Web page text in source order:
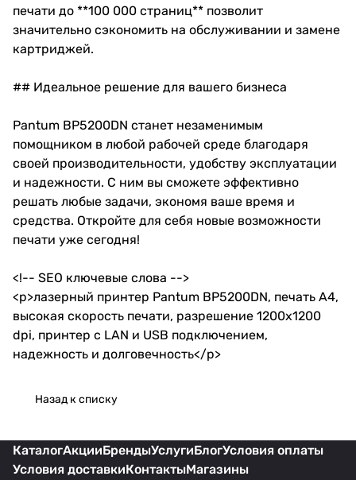
печати до **100 000 страниц** позволит
значительно сэкономить на обслуживании и замене
картриджей.
## Идеальное решение для вашего бизнеса
Pantum BP5200DN станет незаменимым
помощником в любой рабочей среде благодаря
своей производительности, удобству эксплуатации
и надежности. С ним вы сможете эффективно
решать любые задачи, экономя ваше время и
средства. Откройте для себя новые возможности
печати уже сегодня!
<!-- SEO ключевые слова -->
<p>лазерный принтер Pantum BP5200DN, печать А4,
высокая скорость печати, разрешение 1200x1200
dpi, принтер с LAN и USB подключением,
надежность и долговечность</p>
Назад к списку
КаталогАкцииБрендыУслугиБлогУсловия оплаты
Условия доставкиКонтактыМагазины